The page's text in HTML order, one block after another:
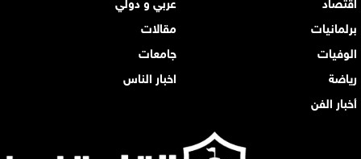
برلمانيات
مقالات
الوفيات
جامعات
رياضة
اخبار الناس
أخبار الفن